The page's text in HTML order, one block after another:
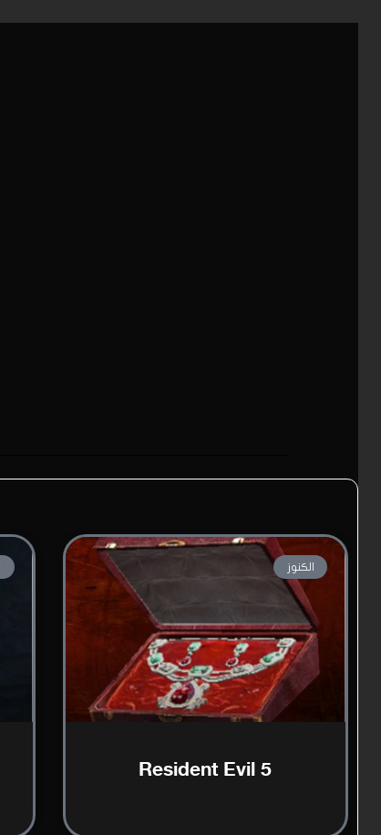
الكنوز
Resident Evil 5